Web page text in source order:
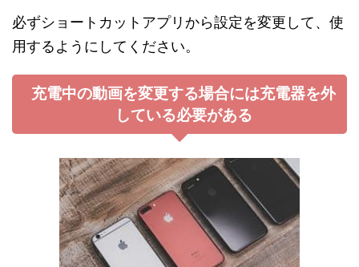
必ずショートカットアプリから設定を変更して、使
用するようにしてください。
充電中の動画を変更する場合には充電器を外
している必要がある